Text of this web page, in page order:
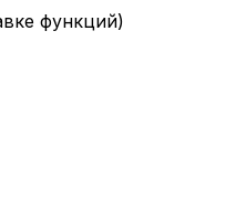
функций)